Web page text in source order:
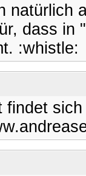
natürlich
dass in
:whistle:
findet